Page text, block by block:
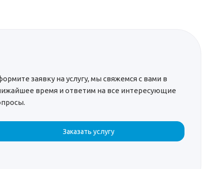
заявку на услугу, мы свяжемся с вами в
время и ответим на все интересующие
Заказать услугу